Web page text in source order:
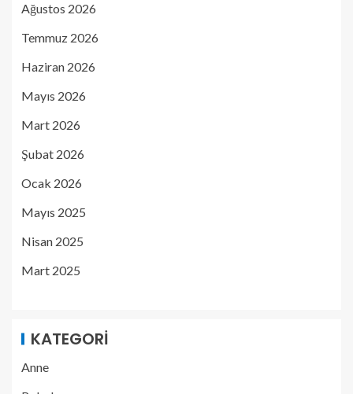
Ağustos 2026
Temmuz 2026
Haziran 2026
Mayıs 2026
Mart 2026
Şubat 2026
Ocak 2026
Mayıs 2025
Nisan 2025
Mart 2025
KATEGORI
Anne